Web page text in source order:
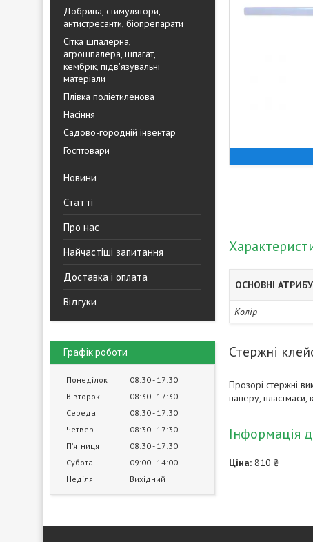
Добрива, стимулятори,
антистресанти, біопрепарати
Сітка шпалерна,
агрошпалера, шпагат,
кембрік, підв'язувальні
матеріали
Плівка поліетиленова
Насіння
Садово-городній інвентар
Госптовари
Новини
Статті
Про нас
Найчастіші запитання
Доставка і оплата
Відгуки
Графік роботи
Понеділок 08:30 17:30
Вівторок
08:30 17:30
Середа
08:30 17:30
Четвер
08:30 17:30
Пʼятниця
08:30 17:30
Субота
09:00 14:00
Неділя
Вихідний
ОСНОВНІ
Колір
Стержні
Прозорі стержні
паперу, пластмаси,
Інформація
Ціна: 810 ₴